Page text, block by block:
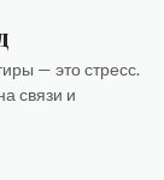
— это стресс.
связи и